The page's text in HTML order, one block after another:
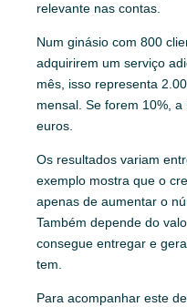
relevante nas contas.
Num ginásio com 800
adquirirem um serviço
mês, isso representa
mensal. Se forem 10%,
euros.
Os resultados variam
exemplo mostra que o
apenas de aumentar o
Também depende do
consegue entregar e
tem.
Para acompanhar este